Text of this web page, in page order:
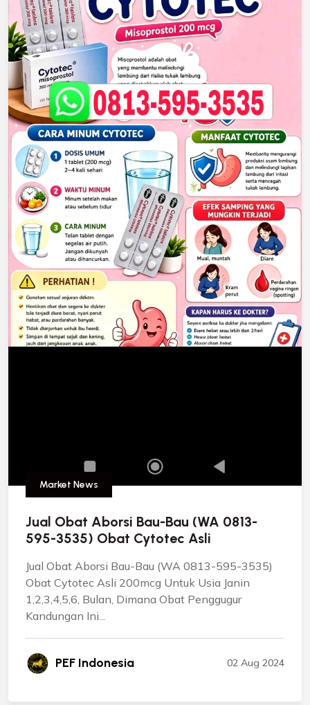
Market News
Jual Obat Aborsi Bau-Bau (WA 0813-
595-3535) Obat Cytotec Asli
Jual Obat Aborsi Bau-Bau (WA 0813-595-3535)
Obat Cytotec Asli 200mcg Untuk Usia Janin
1,2,3,4,5,6, Bulan, Dimana Obat Penggugur
Kandungan Ini...
PEF Indonesia 02 Aug 2024